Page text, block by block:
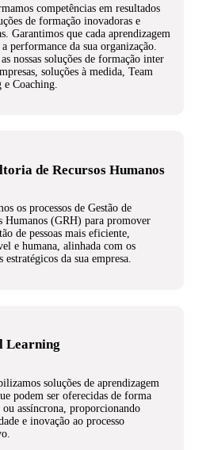
competências em resultados
de formação inovadoras e
Garantimos que cada aprendizagem
performance da sua organização.
nossas soluções de formação inter
soluções à medida, Team
Coaching.
de Recursos Humanos
os processos de Gestão de
Humanos (GRH) para promover
de pessoas mais eficiente,
e humana, alinhada com os
estratégicos da sua empresa.
Learning
soluções de aprendizagem
podem ser oferecidas de forma
ou assíncrona, proporcionando
e inovação ao processo